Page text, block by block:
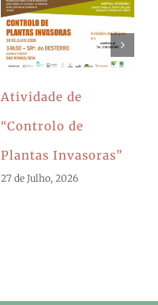
Atividade de
“Controlo de
Plantas Invasoras”
27 de Julho, 2026